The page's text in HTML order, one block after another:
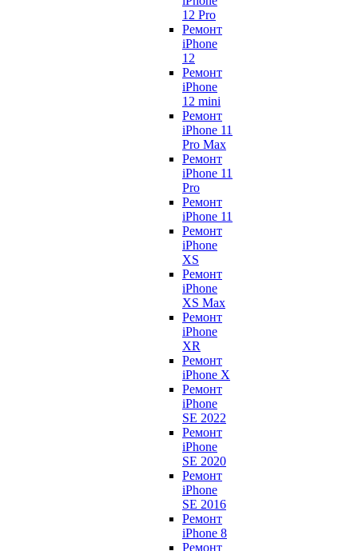
12 Pro
Ремонт
iPhone
12
Ремонт
iPhone
12 mini
Ремонт
iPhone 11
Pro Max
Ремонт
iPhone 11
Pro
Ремонт
iPhone 11
Ремонт
iPhone
XS
Ремонт
iPhone
XS Max
Ремонт
iPhone
XR
Ремонт
iPhone X
Ремонт
iPhone
SE 2022
Ремонт
iPhone
SE 2020
Ремонт
iPhone
SE 2016
Ремонт
iPhone 8
Ремонт